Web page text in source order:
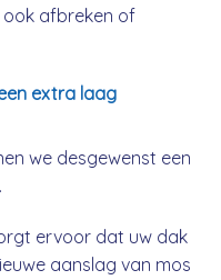
ook afbreken of
extra laag
we desgewenst een
ervoor dat uw dak
aanslag van mos